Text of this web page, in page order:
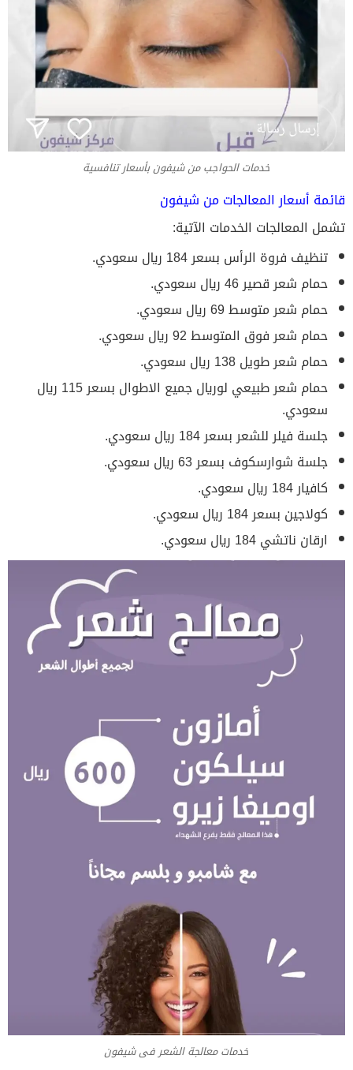
خدمات الحواجب من شيفون بأسعار تنافسية
قائمة أسعار المعالجات من شيفون
تشمل المعالجات الخدمات الآتية:
تنظيف فروة الرأس بسعر 184 ريال سعودي.
حمام شعر قصير 46 ريال سعودي.
حمام شعر متوسط 69 ريال سعودي.
حمام شعر فوق المتوسط 92 ريال سعودي.
حمام شعر طويل 138 ريال سعودي.
حمام شعر طبيعي لوريال جميع الاطوال بسعر 115 ريال
سعودي.
جلسة فيلر للشعر بسعر 184 ريال سعودي.
جلسة شوارسكوف بسعر 63 ريال سعودي.
كافيار 184 ريال سعودي.
كولاجين بسعر 184 ريال سعودي.
ارقان ناتشي 184 ريال سعودي.
خدمات معالجة الشعر فى شيفون